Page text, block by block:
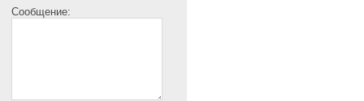
Сообщение: